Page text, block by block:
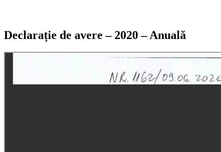
Declarație de avere – 2020 – Anuală